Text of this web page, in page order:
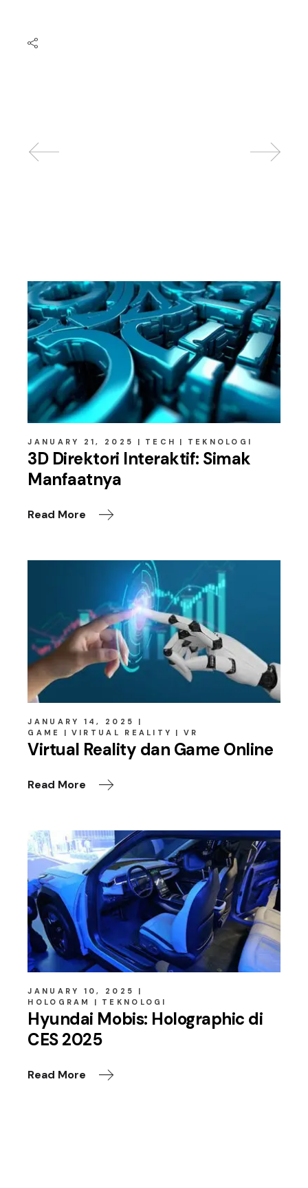
JANUARY 21, 2025 TECH TEKNOLOGI
3D Direktori Interaktif: Simak
Manfaatnya
Read More
JANUARY 14, 2025
GAME
VIRTUAL REALITY VR
Virtual Reality dan Game Online
Read More
JANUARY 10, 2025
HOLOGRAM
TEKNOLOGI
Hyundai Mobis: Holographic di
CES 2025
Read More